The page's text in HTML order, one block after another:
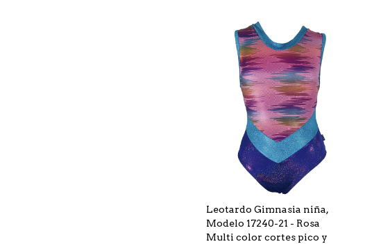
Leotardo Gimnasia niña,
Modelo 17240-21 - Rosa
Multi color cortes pico y